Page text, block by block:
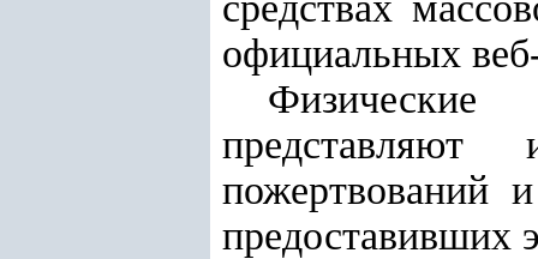
официальных
представляют
пожертвований
предоставивших